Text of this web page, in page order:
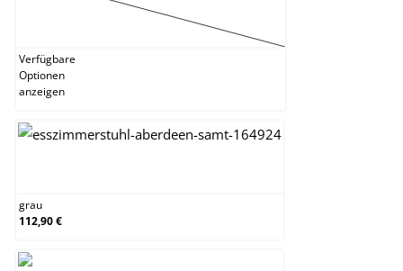
gelb
(Diese Option ist zurzeit nicht verfügbar.)
Verfügbare
Optionen
anzeigen
grau
112,90 €